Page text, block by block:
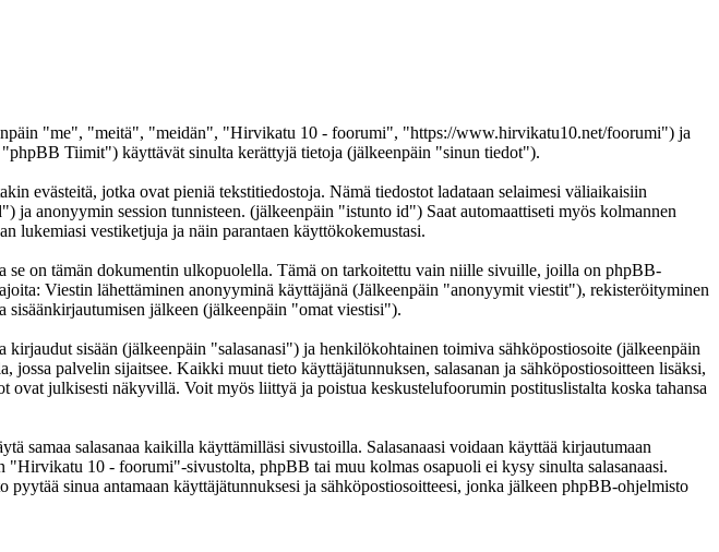
"me", "meitä", "meidän", "Hirvikatu 10 - foorumi", "https://www.hirvikatu10.net/foorumi") ja
Tiimit") käyttävät sinulta kerättyjä tietoja (jälkeenpäin "sinun tiedot").
evästeitä, jotka ovat pieniä tekstitiedostoja. Nämä tiedostot ladataan selaimesi väliaikaisiin
anonyymin session tunnisteen. (jälkeenpäin "istunto id") Saat automaattiseti myös kolmannen
lukemiasi vestiketjuja ja näin parantaen käyttökokemustasi.
on tämän dokumentin ulkopuolella. Tämä on tarkoitettu vain niille sivuille, joilla on phpBB-
Viestin lähettäminen anonyyminä käyttäjänä (Jälkeenpäin "anonyymit viestit"), rekisteröityminen
jälkeen (jälkeenpäin "omat viestisi").
sisään (jälkeenpäin "salasanasi") ja henkilökohtainen toimiva sähköpostiosoite (jälkeenpäin
palvelin sijaitsee. Kaikki muut tieto käyttäjätunnuksen, salasanan ja sähköpostiosoitteen lisäksi,
ovat julkisesti näkyvillä. Voit myös liittyä ja poistua keskustelufoorumin postituslistalta koska tahansa
samaa salasanaa kaikilla käyttämilläsi sivustoilla. Salasanaasi voidaan käyttää kirjautumaan
10 - foorumi"-sivustolta, phpBB tai muu kolmas osapuoli ei kysy sinulta salasanaasi.
sinua antamaan käyttäjätunnuksesi ja sähköpostiosoitteesi, jonka jälkeen phpBB-ohjelmisto